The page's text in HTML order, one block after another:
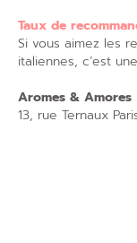
Taux de
Si vous aimez les
italiennes, c’est
Aromes & Amores
13, rue Ternaux